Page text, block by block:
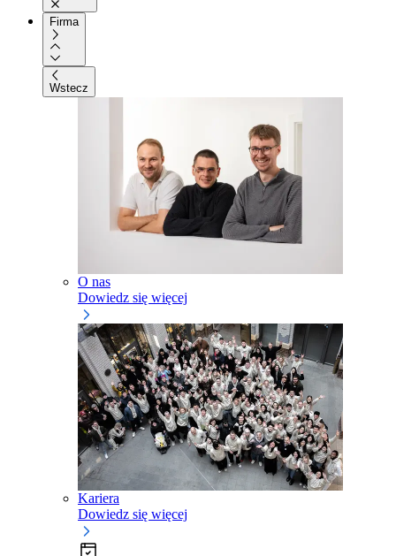
Firma
Wstecz
O nas
Dowiedz się więcej
Kariera
Dowiedz się więcej